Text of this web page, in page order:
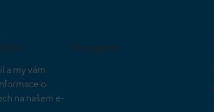
a my vám
o
na našem e-
Instagram